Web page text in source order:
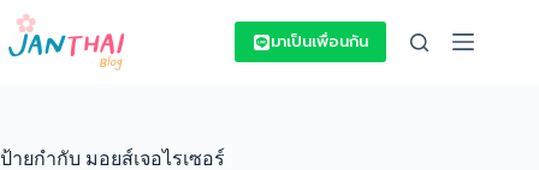
Skip
content
มาเป็นเพื่อนกัน
ป้ายกำกับ มอยส์เจอไรเซอร์